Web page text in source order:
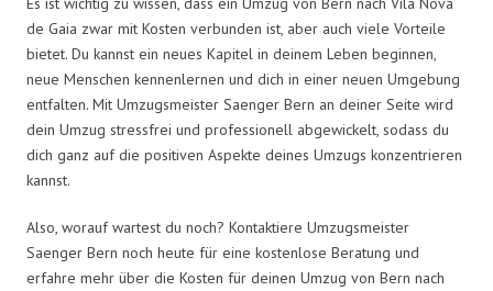
de Gaia zwar mit Kosten verbunden ist, aber auch viele Vorteile
bietet. Du kannst ein neues Kapitel in deinem Leben beginnen,
neue Menschen kennenlernen und dich in einer neuen Umgebung
entfalten. Mit Umzugsmeister Saenger Bern an deiner Seite wird
dein Umzug stressfrei und professionell abgewickelt, sodass du
dich ganz auf die positiven Aspekte deines Umzugs konzentrieren
kannst.
Also, worauf wartest du noch? Kontaktiere Umzugsmeister
Saenger Bern noch heute für eine kostenlose Beratung und
erfahre mehr über die Kosten für deinen Umzug von Bern nach